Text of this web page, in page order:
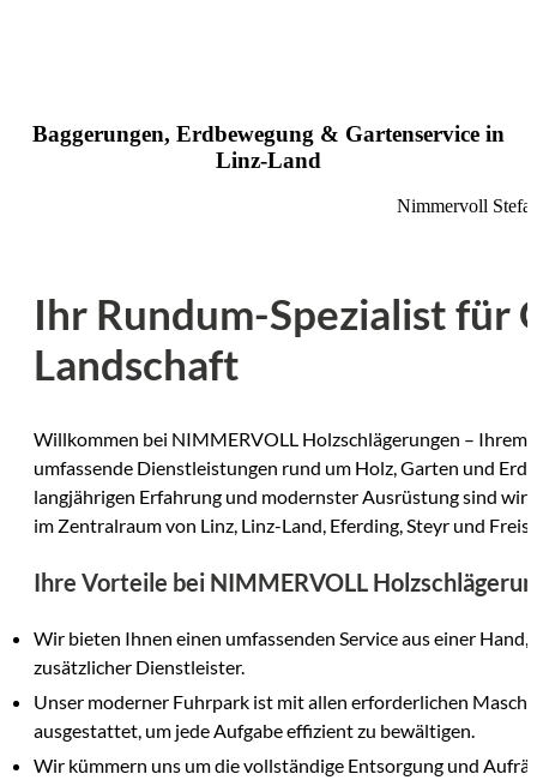
Baggerungen, Erdbewegung & Gartenservice in
Linz-Land
Nimmervoll
Ihr Rundum-Spezialist für
Landschaft
Willkommen bei NIMMERVOLL Holzschlägerungen – Ihrem
umfassende Dienstleistungen rund um Holz, Garten und
langjährigen Erfahrung und modernster Ausrüstung sind wir
im Zentralraum von Linz, Linz-Land, Eferding, Steyr und
Ihre Vorteile bei NIMMERVOLL
Wir bieten Ihnen einen umfassenden Service aus einer
zusätzlicher Dienstleister.
Unser moderner Fuhrpark ist mit allen erforderlichen
ausgestattet, um jede Aufgabe effizient zu bewältigen.
Wir kümmern uns um die vollständige Entsorgung und